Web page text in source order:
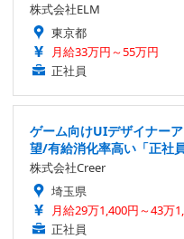
株式会社ELM
東京都
月給33万円～55万円
正社員
ゲーム向けUIデザイナー
望/有給消化率高い「正社
株式会社Creer
埼玉県
月給29万1,400円～43万
正社員